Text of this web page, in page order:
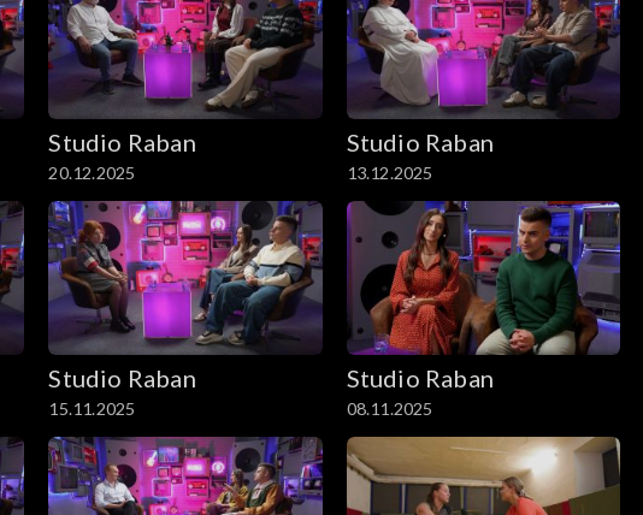
Studio Raban
20.12.2025
Studio Raban
13.12.2025
Studio Raban
15.11.2025
Studio Raban
08.11.2025